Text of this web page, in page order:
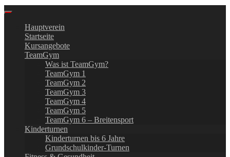
Hauptverein
Startseite
Kursangebote
TeamGym
Was ist TeamGym?
TeamGym 1
TeamGym 2
TeamGym 3
TeamGym 4
TeamGym 5
TeamGym 6 – Breitensport
Kinderturnen
Kinderturnen bis 6 Jahre
Grundschulkinder-Turnen